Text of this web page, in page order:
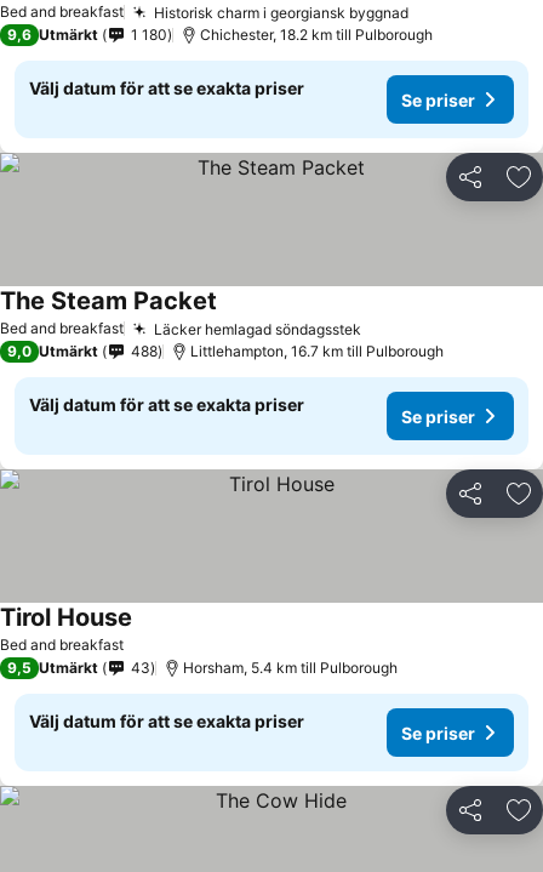
Bed and breakfast Historisk charm i georgiansk byggnadSe priser
9,6 Utmärkt 1 180 Chichester, 18.2 km till Pulborough
Välj datum för att se exakta priser
Se priser
Dela
Bed and breakfast Läcker hemlagad söndagsstek
The Steam Packet
9,0 Utmärkt 488 Littlehampton, 16.7 km till Pulborough
Välj datum för att se exakta priser
Se priser
Dela
Bed and breakfast
Tirol House
9,5 Utmärkt 43 Horsham, 5.4 km till Pulborough
Välj datum för att se exakta priser
Se priser
Dela